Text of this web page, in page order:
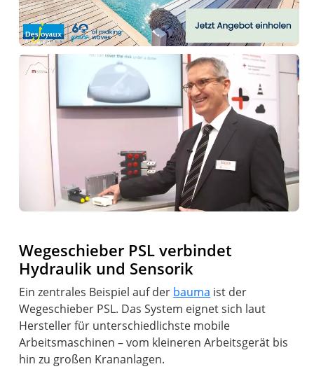
Anzeige
Wegeschieber PSL verbindet
Hydraulik und Sensorik
Ein zentrales Beispiel auf der bauma ist der
Wegeschieber PSL. Das System eignet sich laut
Hersteller für unterschiedlichste mobile
Arbeitsmaschinen – vom kleineren Arbeitsgerät bis
hin zu großen Krananlagen.